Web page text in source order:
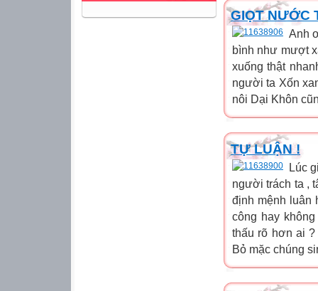
GIỌT NƯỚC
Anh
bình như mượt
xuống thật
người ta Xốn
nôi Dại Khôn
TỰ LUẬN !
Lúc
người trách ta ,
định mệnh luân
công hay
thấu rõ hơn ai
Bỏ mặc chúng